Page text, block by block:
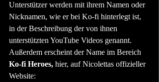
Unterstützer werden mit ihrem Namen oder
Nicknamen, wie er bei Ko-fi hinterlegt ist,
in der Beschreibung der von ihnen
unterstützten YouTube Videos genannt.
Außerdem erscheint der Name im Bereich
Ko-fi Heroes, hier, auf Nicolettas offizieller
Website: